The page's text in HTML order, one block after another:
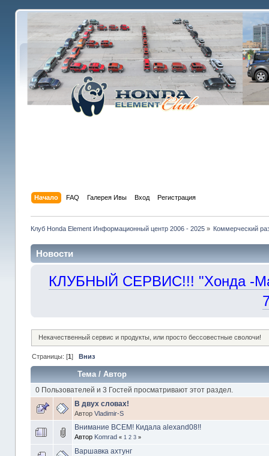
Начало FAQ Галерея Ивы Вход Регистрация
Клуб Honda Element Информационный центр 2006 - 2025» Коммерческий
Новости
КЛУБНЫЙ СЕРВИС!!! "Хонда -
Некачественный сервис и продукты, или просто бессовестные сволочи!
Страницы: [1] Вниз
Тема/ Автор
0 Пользователей и 3 Гостей просматривают этот раздел.
В двух словах!
Автор Vladimir-S
Внимание ВСЕМ! Кидала alexand08!!
Автор Komrad « 1 2 3»
Варшавка ахтунг